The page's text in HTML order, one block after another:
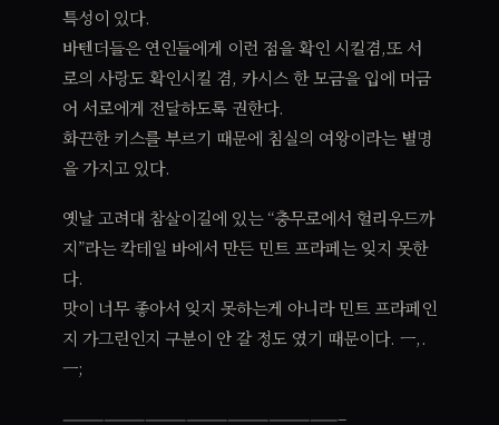
특성이 있다.
바텐더들은 연인들에게 이런 점을 확인 시킬겸,또 서
로의 사랑도 확인시킬 겸, 카시스 한 모금을 입에 머금
어 서로에게 전달하도록 권한다.
화끈한 키스를 부르기 때문에 침실의 여왕이라는 별명
을 가지고 있다.
옛날 고려대 참살이길에 있는 “충무로에서 헐리우드까
지”라는 칵테일 바에서 만든 민트 프라페는 잊지 못한
다.
맛이 너무 좋아서 잊지 못하는게 아니라 민트 프라페인
지 가그린인지 구분이 안 갈 정도 였기 때문이다. ㅡ,.
ㅡ;
————————————————————–